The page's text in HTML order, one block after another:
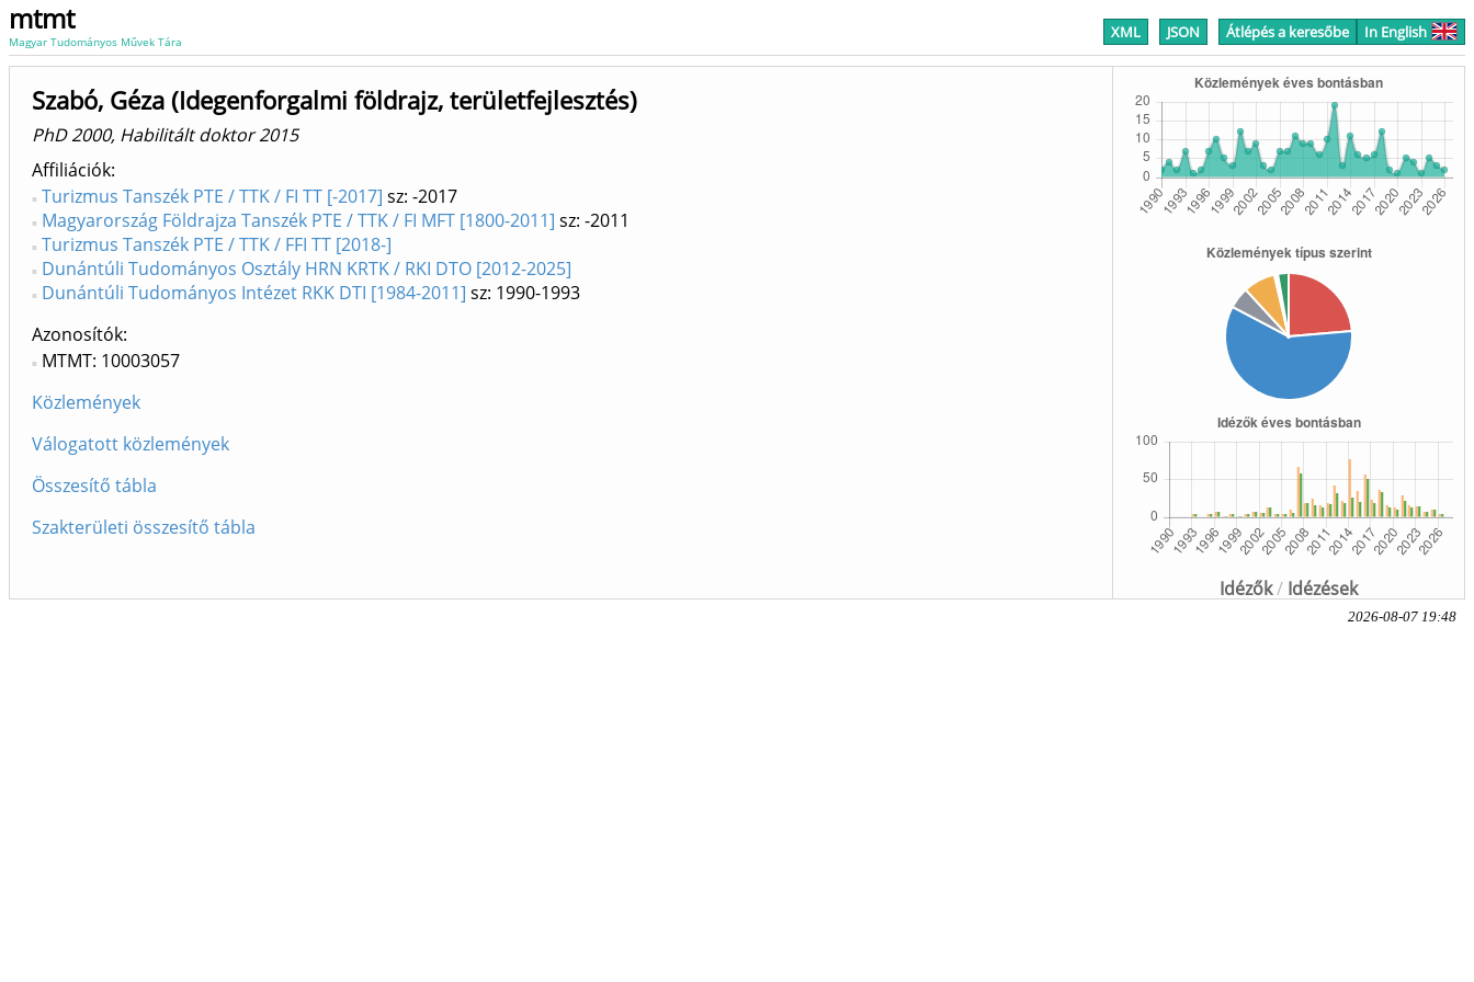
mtmt
Magyar Tudományos Művek Tára XML JSON Átlépés a keresőbe In English
Idézők/ Idézések
Szabó, Géza (Idegenforgalmi földrajz, területfejlesztés)
PhD 2000, Habilitált doktor 2015
Affiliációk
Turizmus Tanszék PTE / TTK / FI TT [-2017] sz: -2017
Magyarország Földrajza Tanszék PTE / TTK / FI MFT [1800-2011] sz: -2011
Turizmus Tanszék PTE / TTK / FFI TT [2018-]
Dunántúli Tudományos Osztály HRN KRTK / RKI DTO [2012-2025]
Dunántúli Tudományos Intézet RKK DTI [1984-2011] sz: 1990-1993
Azonosítók
MTMT: 10003057
Közlemények
Válogatott közlemények
Összesítő tábla
Szakterületi összesítő tábla
2026-08-07 19:48